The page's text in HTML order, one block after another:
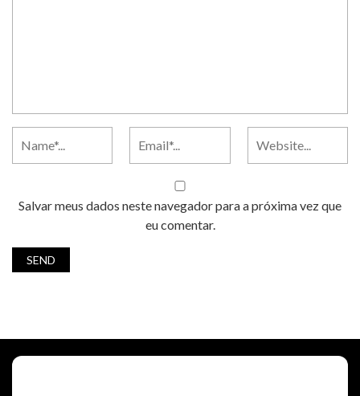
Salvar meus dados neste navegador para a próxima vez que
eu comentar.